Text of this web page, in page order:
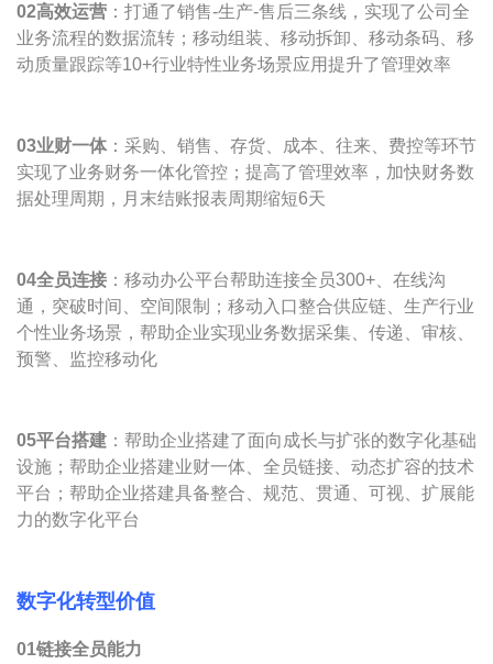
02高效运营 ：打通了销售-生产-售后三条线，实现了公司全
业务流程的数据流转；移动组装、移动拆卸、移动条码、移
动质量跟踪等10+行业特性业务场景应用提升了管理效率
03业财一体：采购、销售、存货、成本、往来、费控等环节
实现了业务财务一体化管控；提高了管理效率，加快财务数
据处理周期，月末结账报表周期缩短6天
04全员连接 ：移动办公平台帮助连接全员300+、在线沟
通，突破时间、空间限制；移动入口整合供应链、生产行业
个性业务场景，帮助企业实现业务数据采集、传递、审核、
预警、监控移动化
05平台搭建 ：帮助企业搭建了面向成长与扩张的数字化基础
设施；帮助企业搭建业财一体、全员链接、动态扩容的技术
平台；帮助企业搭建具备整合、规范、贯通、可视、扩展能
力的数字化平台
数字化转型价值
01链接全员能力